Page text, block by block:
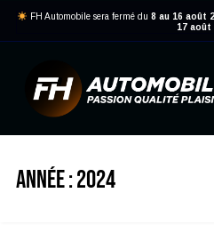
FH Automobile sera fermé du 8 au 16 août
17 août
ANNÉE :2024